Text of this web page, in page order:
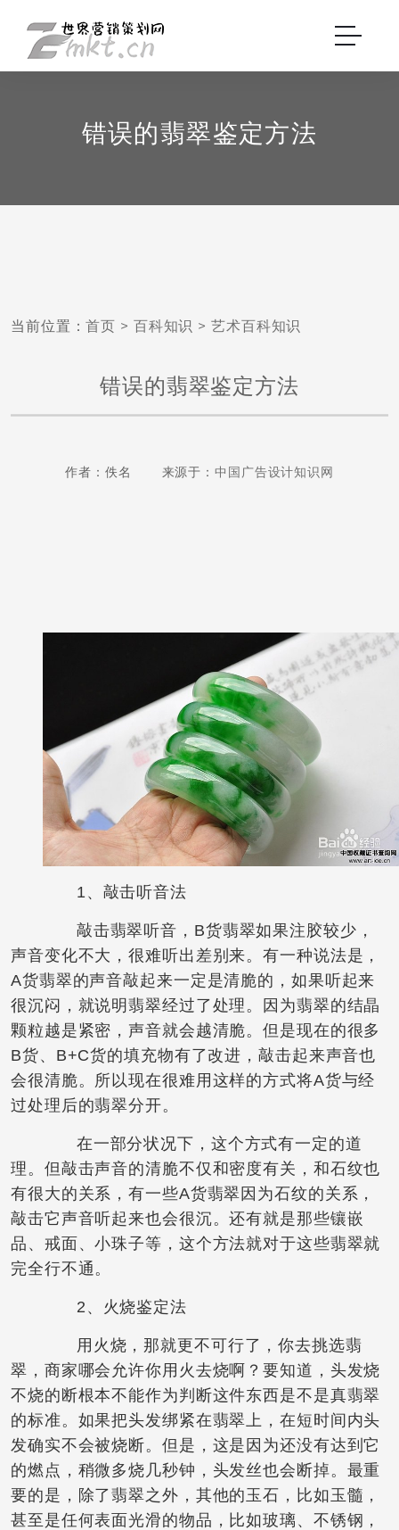
错误的翡翠鉴定方法
当前位置：首页 > 百科知识 > 艺术百科知识
错误的翡翠鉴定方法
作者：佚名 来源于：中国广告设计知识网
1、敲击听音法
敲击翡翠听音，B货翡翠如果注胶较少，
声音变化不大，很难听出差别来。有一种说法是，
A货翡翠的声音敲起来一定是清脆的，如果听起来
很沉闷，就说明翡翠经过了处理。因为翡翠的结晶
颗粒越是紧密，声音就会越清脆。但是现在的很多
B货、B+C货的填充物有了改进，敲击起来声音也
会很清脆。所以现在很难用这样的方式将A货与经
过处理后的翡翠分开。
在一部分状况下，这个方式有一定的道
理。但敲击声音的清脆不仅和密度有关，和石纹也
有很大的关系，有一些A货翡翠因为石纹的关系，
敲击它声音听起来也会很沉。还有就是那些镶嵌
品、戒面、小珠子等，这个方法就对于这些翡翠就
完全行不通。
2、火烧鉴定法
用火烧，那就更不可行了，你去挑选翡
翠，商家哪会允许你用火去烧啊？要知道，头发烧
不烧的断根本不能作为判断这件东西是不是真翡翠
的标准。如果把头发绑紧在翡翠上，在短时间内头
发确实不会被烧断。但是，这是因为还没有达到它
的燃点，稍微多烧几秒钟，头发丝也会断掉。最重
要的是，除了翡翠之外，其他的玉石，比如玉髓，
甚至是任何表面光滑的物品，比如玻璃、不锈钢，